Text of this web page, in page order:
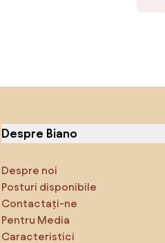
Despre Biano
Despre noi
Posturi disponibile
Contactați-ne
Pentru Media
Caracteristici